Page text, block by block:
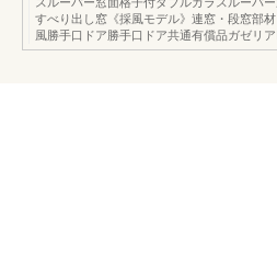
すべり出し窓《採風モデル》連窓・段窓部
風勝手口ドア勝手口ドア共通有償品ガゼリ